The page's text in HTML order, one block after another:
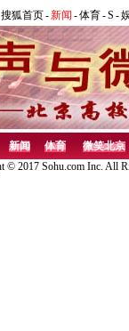
搜狐首页-新闻 -体育-S -
新闻 体育
微笑北京
© 2017 Sohu.com Inc. All